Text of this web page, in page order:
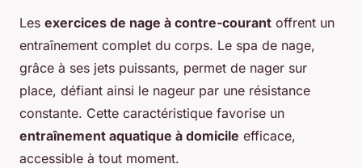
Les exercices de nage à contre-courant offrent un
entraînement complet du corps. Le spa de nage,
grâce à ses jets puissants, permet de nager sur
place, défiant ainsi le nageur par une résistance
constante. Cette caractéristique favorise un
entraînement aquatique à domicile efficace,
accessible à tout moment.